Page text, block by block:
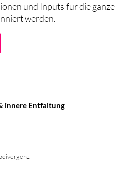
und Inputs für die ganze
werden.
innere Entfaltung